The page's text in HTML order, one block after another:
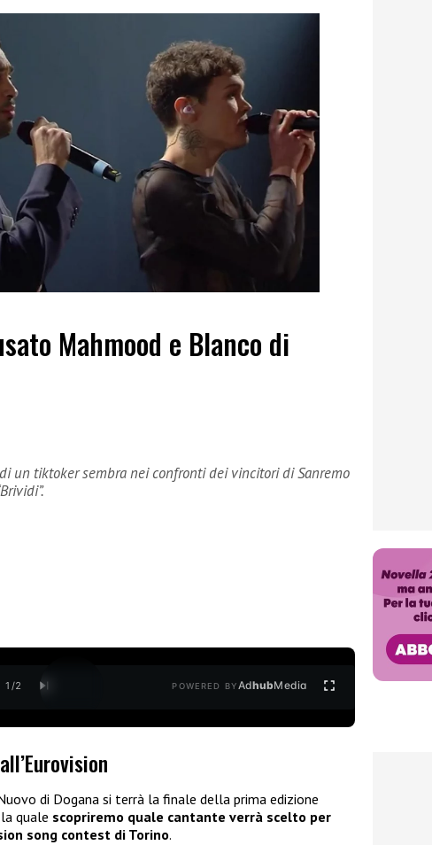
Mahmood e Blanco di
un tiktoker sembra nei confronti dei vincitori di Sanremo
1 /2 POWERED BYAdhubMedia
di Dogana si terrà la finale della prima edizione
quale scopriremo quale cantante verrà scelto per
song contest di Torino.